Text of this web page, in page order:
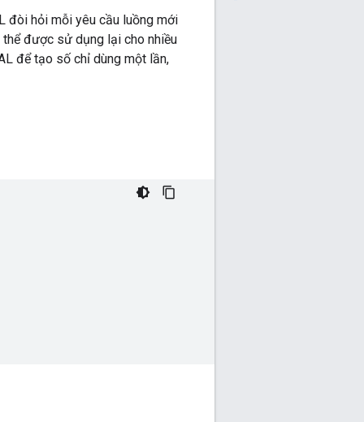
đòi hỏi mỗi yêu cầu luồng mới
được sử dụng lại cho nhiều
để tạo số chỉ dùng một lần,